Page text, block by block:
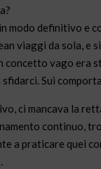
modo definitivo e
viaggi da sola, e
vago era
Sui
ci mancava la
continuo,
a praticare quei